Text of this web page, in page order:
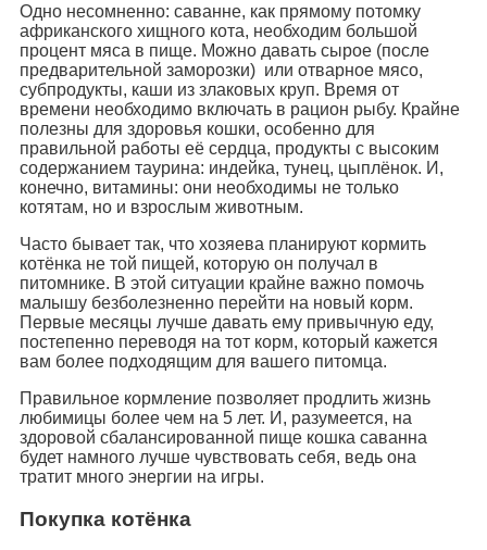
Одно несомненно: саванне, как прямому потомку
африканского хищного кота, необходим большой
процент мяса в пище. Можно давать сырое (после
предварительной заморозки) или отварное мясо,
субпродукты, каши из злаковых круп. Время от
времени необходимо включать в рацион рыбу. Крайне
полезны для здоровья кошки, особенно для
правильной работы её сердца, продукты с высоким
содержанием таурина: индейка, тунец, цыплёнок. И,
конечно, витамины: они необходимы не только
котятам, но и взрослым животным.
Часто бывает так, что хозяева планируют кормить
котёнка не той пищей, которую он получал в
питомнике. В этой ситуации крайне важно помочь
малышу безболезненно перейти на новый корм.
Первые месяцы лучше давать ему привычную еду,
постепенно переводя на тот корм, который кажется
вам более подходящим для вашего питомца.
Правильное кормление позволяет продлить жизнь
любимицы более чем на 5 лет. И, разумеется, на
здоровой сбалансированной пище кошка саванна
будет намного лучше чувствовать себя, ведь она
тратит много энергии на игры.
Покупка котёнка